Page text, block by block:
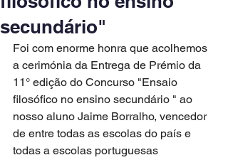
secundário"
Foi com enorme honra que acolhemos
a cerimónia da Entrega de Prémio da
11° edição do Concurso "Ensaio
filosófico no ensino secundário " ao
nosso aluno Jaime Borralho, vencedor
de entre todas as escolas do país e
todas a escolas portuguesas